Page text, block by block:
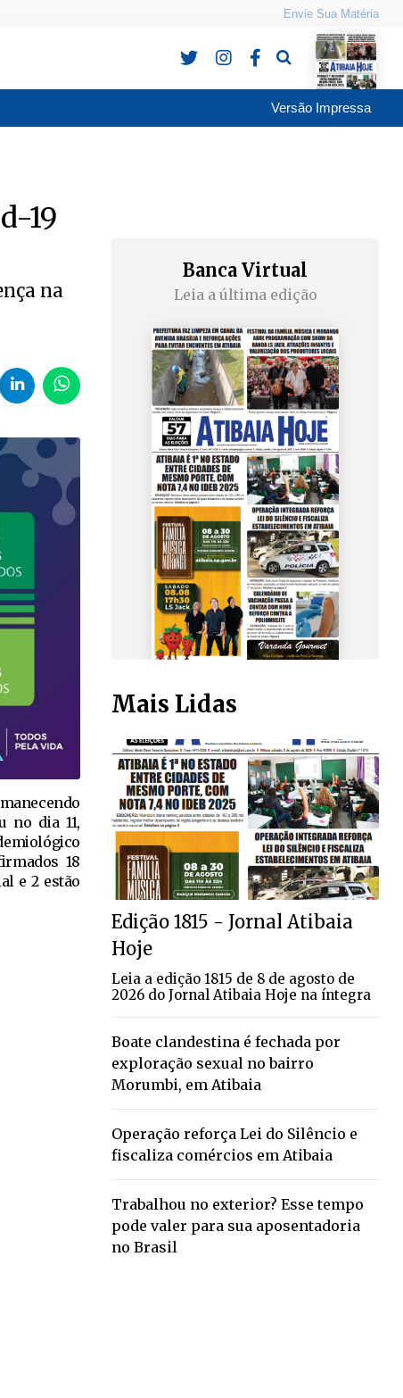
Envie Sua Matéria
Pesquisa
Versão Impressa
19
na
no dia 11,
18
e 2 estão
Banca Virtual
Leia a última edição
Mais Lidas
Edição 1815 - Jornal Atibaia
Hoje
Leia a edição 1815 de 8 de agosto de
2026 do Jornal Atibaia Hoje na íntegra
Boate clandestina é fechada por
exploração sexual no bairro
Morumbi, em Atibaia
Operação reforça Lei do Silêncio e
fiscaliza comércios em Atibaia
Trabalhou no exterior? Esse tempo
pode valer para sua aposentadoria
no Brasil